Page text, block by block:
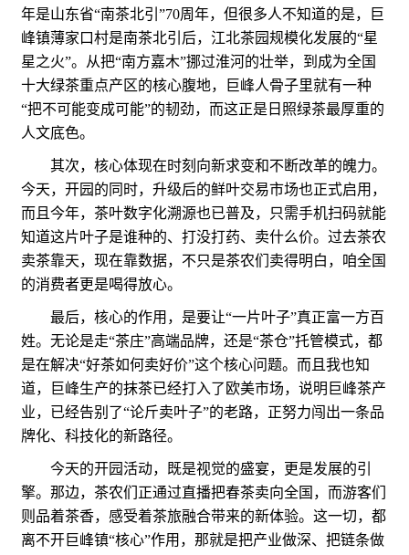
年是山东省“南茶北引”70周年，但很多人不知道的是，巨
峰镇薄家口村是南茶北引后，江北茶园规模化发展的“星
星之火”。从把“南方嘉木”挪过淮河的壮举，到成为全国
十大绿茶重点产区的核心腹地，巨峰人骨子里就有一种
“把不可能变成可能”的韧劲，而这正是日照绿茶最厚重的
人文底色。
其次，核心体现在时刻向新求变和不断改革的魄力。
今天，开园的同时，升级后的鲜叶交易市场也正式启用，
而且今年，茶叶数字化溯源也已普及，只需手机扫码就能
知道这片叶子是谁种的、打没打药、卖什么价。过去茶农
卖茶靠天，现在靠数据，不只是茶农们卖得明白，咱全国
的消费者更是喝得放心。
最后，核心的作用，是要让“一片叶子”真正富一方百
姓。无论是走“茶庄”高端品牌，还是“茶仓”托管模式，都
是在解决“好茶如何卖好价”这个核心问题。而且我也知
道，巨峰生产的抹茶已经打入了欧美市场，说明巨峰茶产
业，已经告别了“论斤卖叶子”的老路，正努力闯出一条品
牌化、科技化的新路径。
今天的开园活动，既是视觉的盛宴，更是发展的引
擎。那边，茶农们正通过直播把春茶卖向全国，而游客们
则品着茶香，感受着茶旅融合带来的新体验。这一切，都
离不开巨峰镇“核心”作用，那就是把产业做深、把链条做